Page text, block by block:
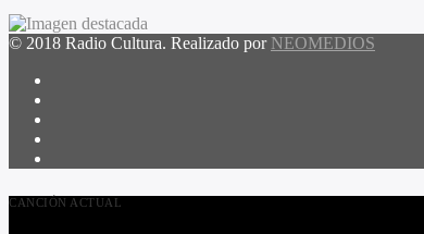
© 2018 Radio Cultura. Realizado por NEOMEDIOS
CANCIÓN ACTUAL